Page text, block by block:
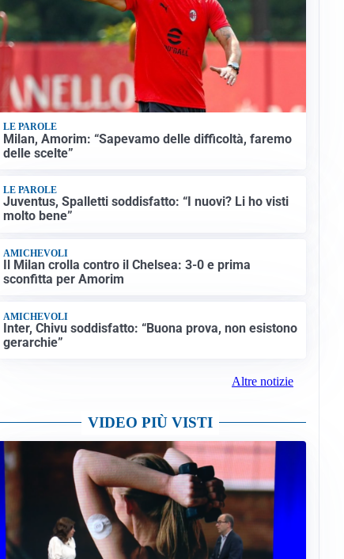
LE PAROLE
Milan, Amorim: “Sapevamo delle difficoltà, faremo
delle scelte”
LE PAROLE
Juventus, Spalletti soddisfatto: “I nuovi? Li ho visti
molto bene”
AMICHEVOLI
Il Milan crolla contro il Chelsea: 3-0 e prima
sconfitta per Amorim
AMICHEVOLI
Inter, Chivu soddisfatto: “Buona prova, non esistono
gerarchie”
Altre notizie
VIDEO PIÙ VISTI